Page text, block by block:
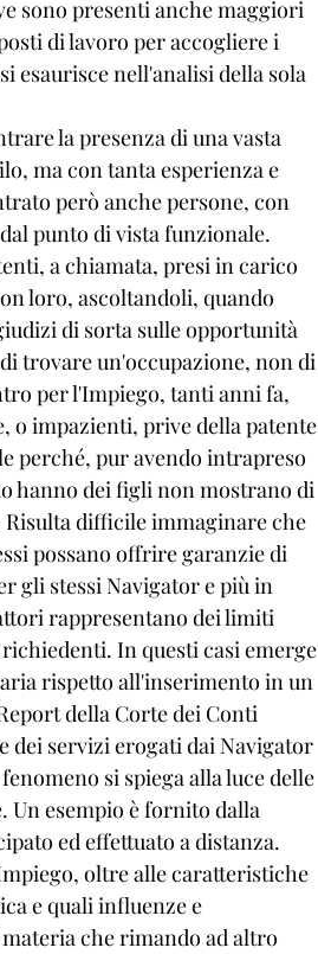
sono presenti anche maggiori
di lavoro per accogliere i
esaurisce nell'analisi della sola
la presenza di una vasta
ma con tanta esperienza e
però anche persone, con
punto di vista funzionale.
a chiamata, presi in carico
loro, ascoltandoli, quando
di sorta sulle opportunità
trovare un'occupazione, non di
per l'Impiego, tanti anni fa,
o impazienti, prive della patente
perché, pur avendo intrapreso
hanno dei figli non mostrano di
Risulta difficile immaginare che
possano offrire garanzie di
gli stessi Navigator e più in
rappresentano dei limiti
In questi casi emerge
rispetto all'inserimento in un
della Corte dei Conti
dei servizi erogati dai Navigator
si spiega alla luce delle
Un esempio è fornito dalla
ed effettuato a distanza.
oltre alle caratteristiche
e quali influenze e
che rimando ad altro